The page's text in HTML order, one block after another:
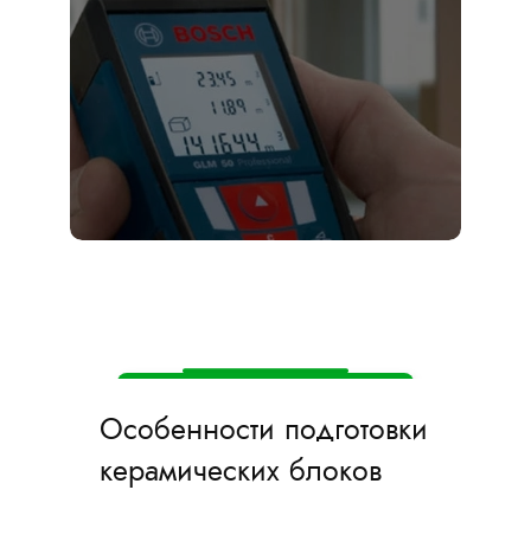
Оставьте заявку
Особенности подготовки
керамических блоков